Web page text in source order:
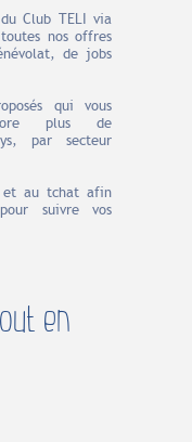
Club TELI via
nos offres
de jobs
qui vous
plus de
par secteur
et au tchat afin
suivre vos
en